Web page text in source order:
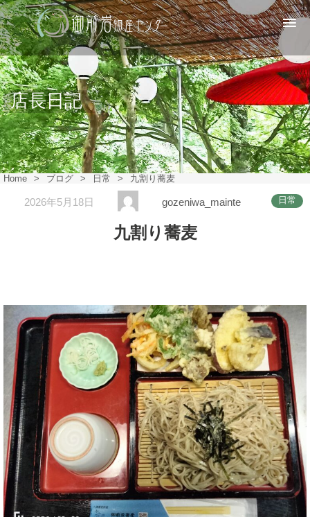
店長日記
Home > ブログ > 日常 > 九割り蕎麦
2026年5月18日 gozeniwa_mainte 日常
九割り蕎麦